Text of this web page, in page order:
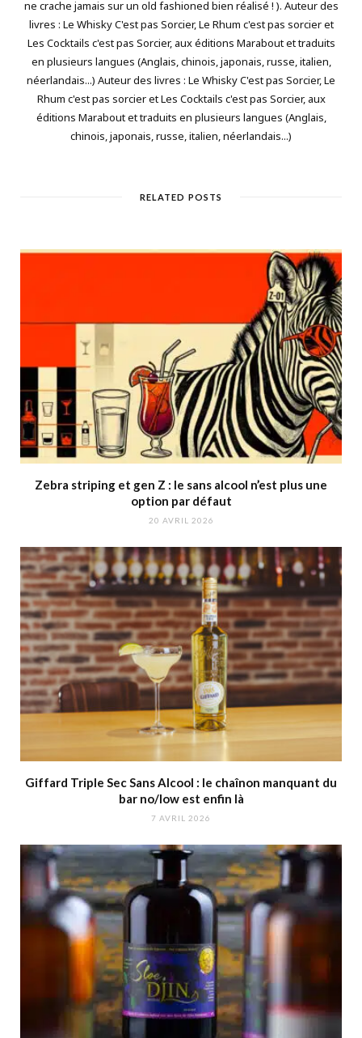
ne crache jamais sur un old fashioned bien réalisé ! ). Auteur des
livres : Le Whisky C'est pas Sorcier, Le Rhum c'est pas sorcier et
Les Cocktails c'est pas Sorcier, aux éditions Marabout et traduits
en plusieurs langues (Anglais, chinois, japonais, russe, italien,
néerlandais...) Auteur des livres : Le Whisky C'est pas Sorcier, Le
Rhum c'est pas sorcier et Les Cocktails c'est pas Sorcier, aux
éditions Marabout et traduits en plusieurs langues (Anglais,
chinois, japonais, russe, italien, néerlandais...)
RELATED POSTS
Zebra striping et gen Z : le sans alcool n’est plus une
option par défaut
20 AVRIL 2026
Giffard Triple Sec Sans Alcool : le chaînon manquant du
bar no/low est enfin là
7 AVRIL 2026